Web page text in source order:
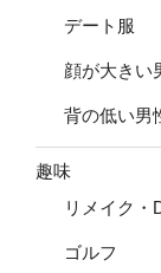
デート服
顔が大きい
背の低い男
趣味
リメイク・
ゴルフ